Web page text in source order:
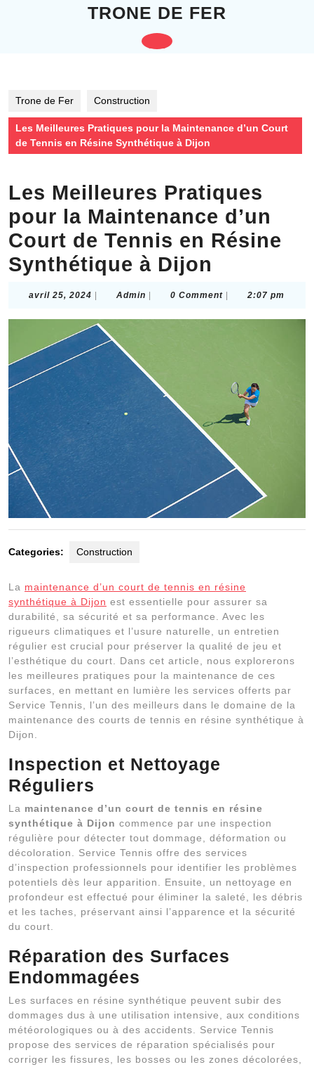
TRONE DE FER
Open
Trone de Fer Construction
Les Meilleures Pratiques pour la Maintenance d’un Court
de Tennis en Résine Synthétique à Dijon
Les Meilleures Pratiques
pour la Maintenance d’un
Court de Tennis en Résine
Synthétique à Dijon
avril 25, 2024 avril
2024
Admin Admin0 Comment 2:07 pm
Categories: Construction
La maintenance d’un court de tennis en résine
synthétique à Dijon est essentielle pour assurer sa
durabilité, sa sécurité et sa performance. Avec les
rigueurs climatiques et l’usure naturelle, un entretien
régulier est crucial pour préserver la qualité de jeu et
l’esthétique du court. Dans cet article, nous explorerons
les meilleures pratiques pour la maintenance de ces
surfaces, en mettant en lumière les services offerts par
Service Tennis, l’un des meilleurs dans le domaine de la
maintenance des courts de tennis en résine synthétique à
Dijon.
Inspection et Nettoyage
Réguliers
La maintenance d’un court de tennis en résine
synthétique à Dijon commence par une inspection
régulière pour détecter tout dommage, déformation ou
décoloration. Service Tennis offre des services
d’inspection professionnels pour identifier les problèmes
potentiels dès leur apparition. Ensuite, un nettoyage en
profondeur est effectué pour éliminer la saleté, les débris
et les taches, préservant ainsi l’apparence et la sécurité
du court.
Réparation des Surfaces
Endommagées
Les surfaces en résine synthétique peuvent subir des
dommages dus à une utilisation intensive, aux conditions
météorologiques ou à des accidents. Service Tennis
propose des services de réparation spécialisés pour
corriger les fissures, les bosses ou les zones décolorées,